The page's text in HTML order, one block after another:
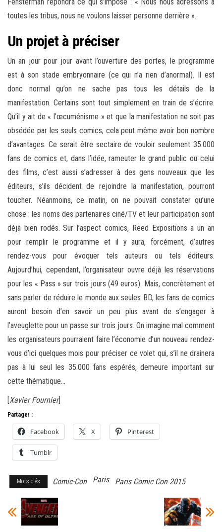
toutes les tribus, nous ne voulons laisser personne derrière ».
Un projet à préciser
Un an jour pour jour avant l’ouverture des portes, le programme
est à son stade embryonnaire (ce qui n’a rien d’anormal). Il est
donc normal qu’on ne sache pas tous les détails de la
manifestation. Certains sont tout simplement en train de s’écrire.
Qu’il y ait de « l’œcuménisme » et que la manifestation ne soit pas
obsédée par les seuls comics, cela peut même avoir bon nombre
d’avantages. Ce serait être sectaire de vouloir seulement 35.000
fans de comics et, dans l’idée, rameuter le grand public ou celui
des films, c’est aussi s’adresser à des gens nouveaux que les
éditeurs, s’ils décident de rejoindre la manifestation, pourront
toucher. Néanmoins, ce matin, on ne pouvait constater qu’une
chose : les noms des partenaires ciné/TV et leur participation sont
déjà bien rodés. Sur l’aspect comics, Reed Expositions a un an
pour remplir le programme et il y aura, forcément, d’autres
rendez-vous pour évoquer tels auteurs ou tels éditeurs.
Aujourd’hui, cependant, l’organisateur ouvre déjà les réservations
pour les « Pass » sur trois jours (49 euros). Mais, concrètement et
sans parler de réduire le monde aux seules BD, les fans de comics
auront besoin d’en savoir un peu plus avant de s’engager à
l’aveuglette pour un passe sur trois jours. On imagine mal comment
les organisateurs pourraient faire l’économie d’un nouveau rendez-
vous d’ici quelques mois pour préciser ce volet qui, s’il ne drainera
pas à lui seul les 35.000 fans espérés, demeure important sur
cette thématique…
[Xavier Fournier]
Partager :
Facebook X Pinterest
Tumblr
Mots-clés Comic-Con Paris Paris Comic Con 2015